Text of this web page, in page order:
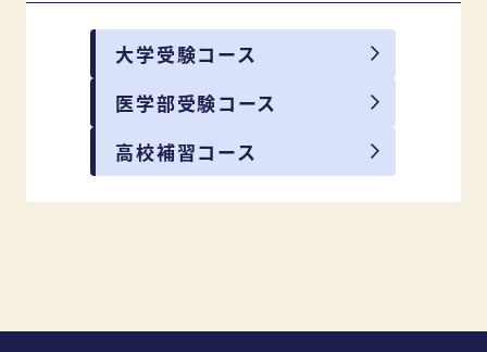
大学受験コース
医学部受験コース
高校補習コース